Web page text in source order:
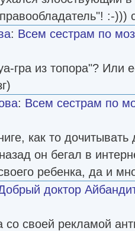
:-)))
: Всем сестрам по
гра из топора"? Или
: Всем сестрам по
как то
он бегал в
ребенка, да и
доктор
своей рекламой